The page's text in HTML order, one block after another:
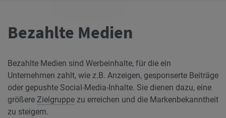
Bezahlte Medien
Bezahlte Medien sind Werbeinhalte, für die ein
Unternehmen zahlt, wie z.B. Anzeigen, gesponserte Beiträge
oder gepushte Social-Media-Inhalte. Sie dienen dazu, eine
größere Zielgruppe zu erreichen und die Markenbekanntheit
zu steigern.